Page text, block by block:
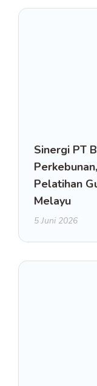
Sinergi PT
Pelatihan
Melayu
5 Juni 2026